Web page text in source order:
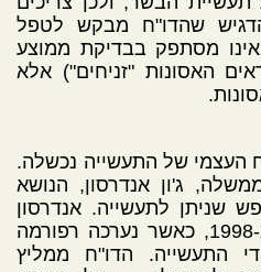
שהדו"ח מבקש לטפל
מסתפק בבדיקת ממוצע
האסונות "זניחים") אלא
העצמי של התעשייה נכשלה.
ג'ון אנדרסון, הנושא
שניתן לתעשייה. אנדרסון
היה שר התעשיות העיקריות ב-1998, כאשר נערכה רפורמה
התעשייה. הדו"ח ממליץ